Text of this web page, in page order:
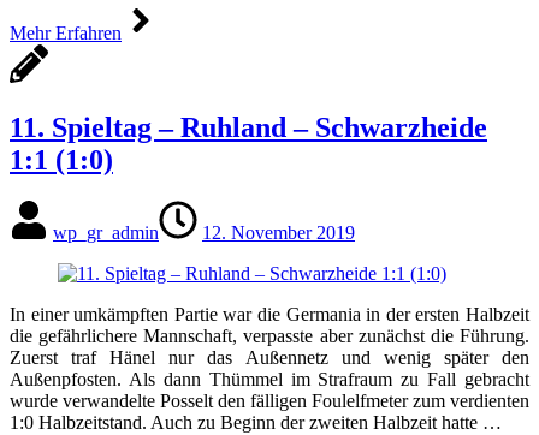
Mehr Erfahren
11. Spieltag – Ruhland – Schwarzheide
1:1 (1:0)
wp_gr_admin 12. November 2019
In einer umkämpften Partie war die Germania in der ersten Halbzeit
die gefährlichere Mannschaft, verpasste aber zunächst die Führung.
Zuerst traf Hänel nur das Außennetz und wenig später den
Außenpfosten. Als dann Thümmel im Strafraum zu Fall gebracht
wurde verwandelte Posselt den fälligen Foulelfmeter zum verdienten
1:0 Halbzeitstand. Auch zu Beginn der zweiten Halbzeit hatte …